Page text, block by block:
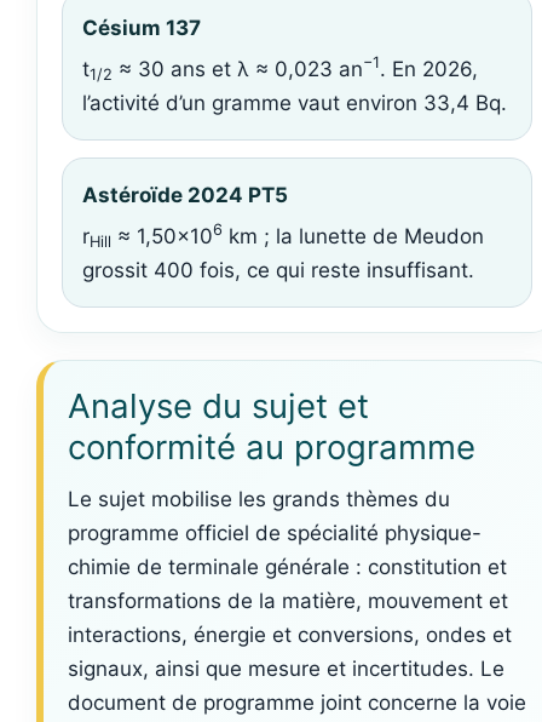
Césium 137
t1/2 ≈ 30 ans et λ ≈ 0,023 an−1. En 2026,
l’activité d’un gramme vaut environ 33,4 Bq.
Astéroïde 2024 PT5
rHill ≈ 1,50×106 km ; la lunette de Meudon
grossit 400 fois, ce qui reste insuffisant.
Analyse du sujet et
conformité au programme
Le sujet mobilise les grands thèmes du
programme officiel de spécialité physique-
chimie de terminale générale : constitution et
transformations de la matière, mouvement et
interactions, énergie et conversions, ondes et
signaux, ainsi que mesure et incertitudes. Le
document de programme joint concerne la voie